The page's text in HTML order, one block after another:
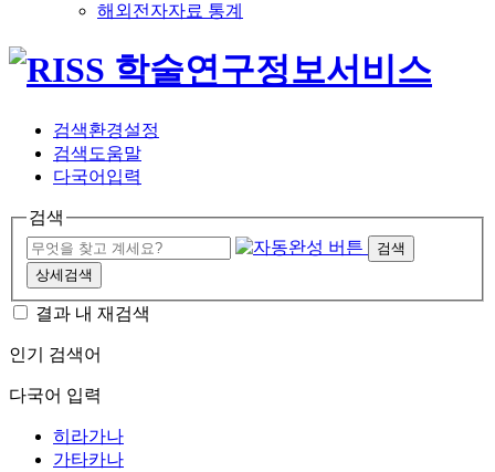
해외전자자료 통계
검색환경설정
검색도움말
다국어입력
검색
검색
상세검색
결과 내 재검색
인기 검색어
다국어 입력
히라가나
가타카나